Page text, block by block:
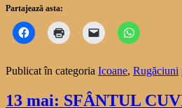
Partajează asta:
Publicat în categoria Icoane, Rugăciuni
13 mai: SFÂNTUL